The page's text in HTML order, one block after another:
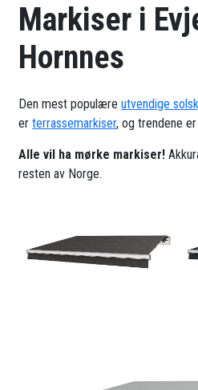
Markiser i
Hornnes
Den mest populæreutvendige
erterrassemarkiser, og trendene er
Alle vil ha mørke markiser!
resten av Norge.